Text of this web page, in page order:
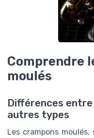
Comprendre
moulés
Différences
autres types
Les crampons